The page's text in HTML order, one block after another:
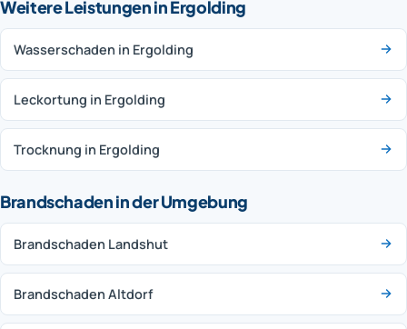
Weitere Leistungen in Ergolding
Wasserschaden in Ergolding
Leckortung in Ergolding
Trocknung in Ergolding
Brandschaden in der Umgebung
Brandschaden Landshut
Brandschaden Altdorf